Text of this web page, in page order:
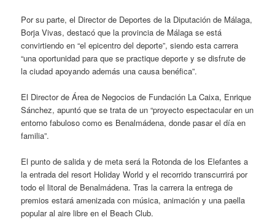
Por su parte, el Director de Deportes de la Diputación de Málaga,
Borja Vivas, destacó que la provincia de Málaga se está
convirtiendo en “el epicentro del deporte”, siendo esta carrera
“una oportunidad para que se practique deporte y se disfrute de
la ciudad apoyando además una causa benéfica”.
El Director de Área de Negocios de Fundación La Caixa, Enrique
Sánchez, apuntó que se trata de un “proyecto espectacular en un
entorno fabuloso como es Benalmádena, donde pasar el día en
familia”.
El punto de salida y de meta será la Rotonda de los Elefantes a
la entrada del resort Holiday World y el recorrido transcurrirá por
todo el litoral de Benalmádena. Tras la carrera la entrega de
premios estará amenizada con música, animación y una paella
popular al aire libre en el Beach Club.